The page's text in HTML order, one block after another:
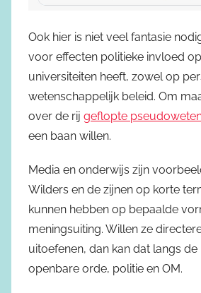
Ook hier is niet veel fantasie
voor effecten politieke invloed
universiteiten heeft, zowel op
wetenschappelijk beleid. Om
over de rij geflopte
een baan willen.
Media en onderwijs zijn
Wilders en de zijnen op korte
kunnen hebben op bepaalde
meningsuiting. Willen ze
uitoefenen, dan kan dat langs de
openbare orde, politie en OM.